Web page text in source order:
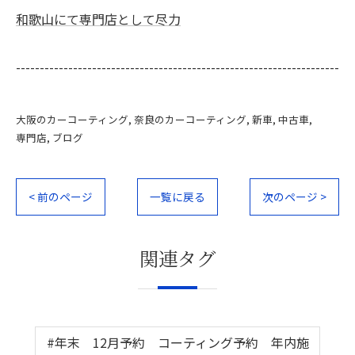
和歌山にて専門店として尽力
--------------------------------------------------------------------
大阪のカーコーティング 奈良のカーコーティング 新車 中古車
専門店 ブログ
< 前のページ 一覧に戻る 次のページ >
関連タグ
#年末 12月予約 コーティング予約 年内施